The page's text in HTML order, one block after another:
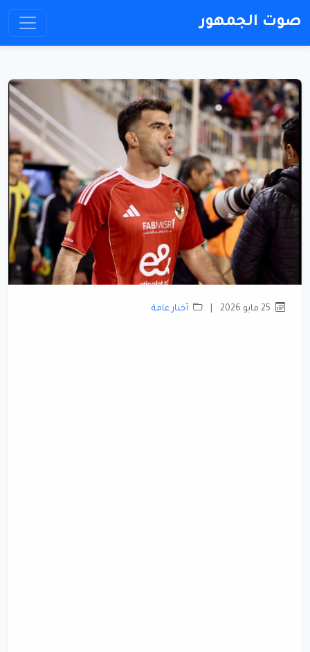
صوت الجمهور
أخبار عامة